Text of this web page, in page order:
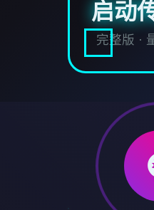
启动
完整版 ·